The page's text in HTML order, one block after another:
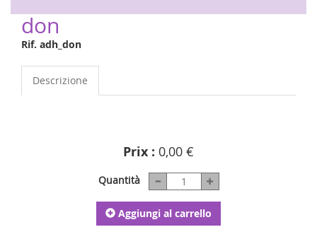
don
Rif. adh_don
Descrizione
Prix : 0,00 €
Quantità
Aggiungi al carrello